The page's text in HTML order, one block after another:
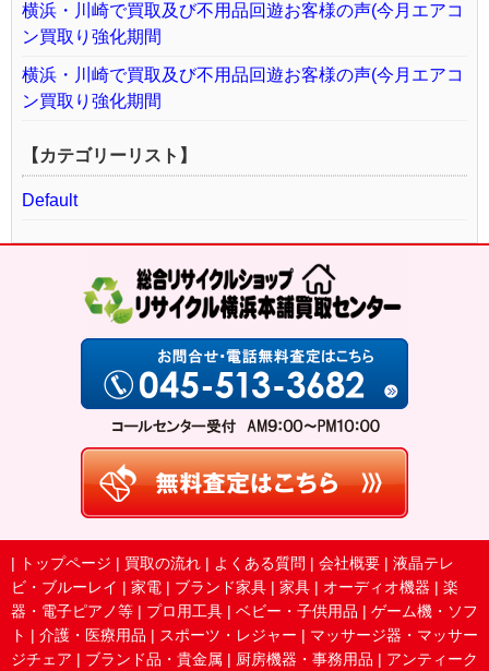
横浜・川崎で買取及び不用品回遊お客様の声(今月エアコ
ン買取り強化期間
横浜・川崎で買取及び不用品回遊お客様の声(今月エアコ
ン買取り強化期間
【カテゴリーリスト】
Default
| トップページ | 買取の流れ | よくある質問 | 会社概要 | 液晶テレ
ビ・ブルーレイ | 家電 | ブランド家具 | 家具 | オーディオ機器 | 楽
器・電子ピアノ等 | プロ用工具 | ベビー・子供用品 | ゲーム機・ソフ
ト | 介護・医療用品 | スポーツ・レジャー | マッサージ器・マッサー
ジチェア | ブランド品・貴金属 | 厨房機器・事務用品 | アンティーク